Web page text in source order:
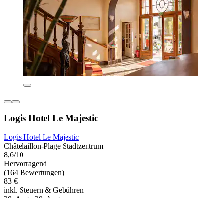
Logis Hotel Le Majestic
Logis Hotel Le Majestic
Châtelaillon-Plage Stadtzentrum
8,6/10
Hervorragend
(164 Bewertungen)
83 €
inkl. Steuern & Gebühren